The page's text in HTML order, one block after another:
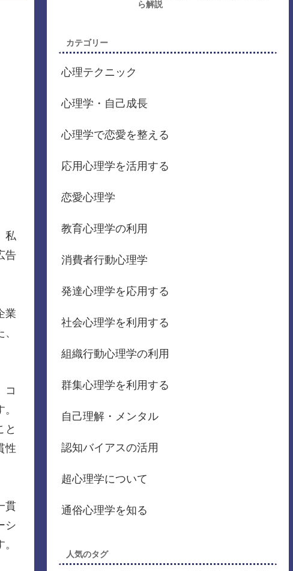
私
告
業
コ
と
性
貫
シ
ら解説
カテゴリー
心理テクニック
心理学・自己成長
心理学で恋愛を整える
応用心理学を活用する
恋愛心理学
教育心理学の利用
消費者行動心理学
発達心理学を応用する
社会心理学を利用する
組織行動心理学の利用
群集心理学を利用する
自己理解・メンタル
認知バイアスの活用
超心理学について
通俗心理学を知る
人気のタグ